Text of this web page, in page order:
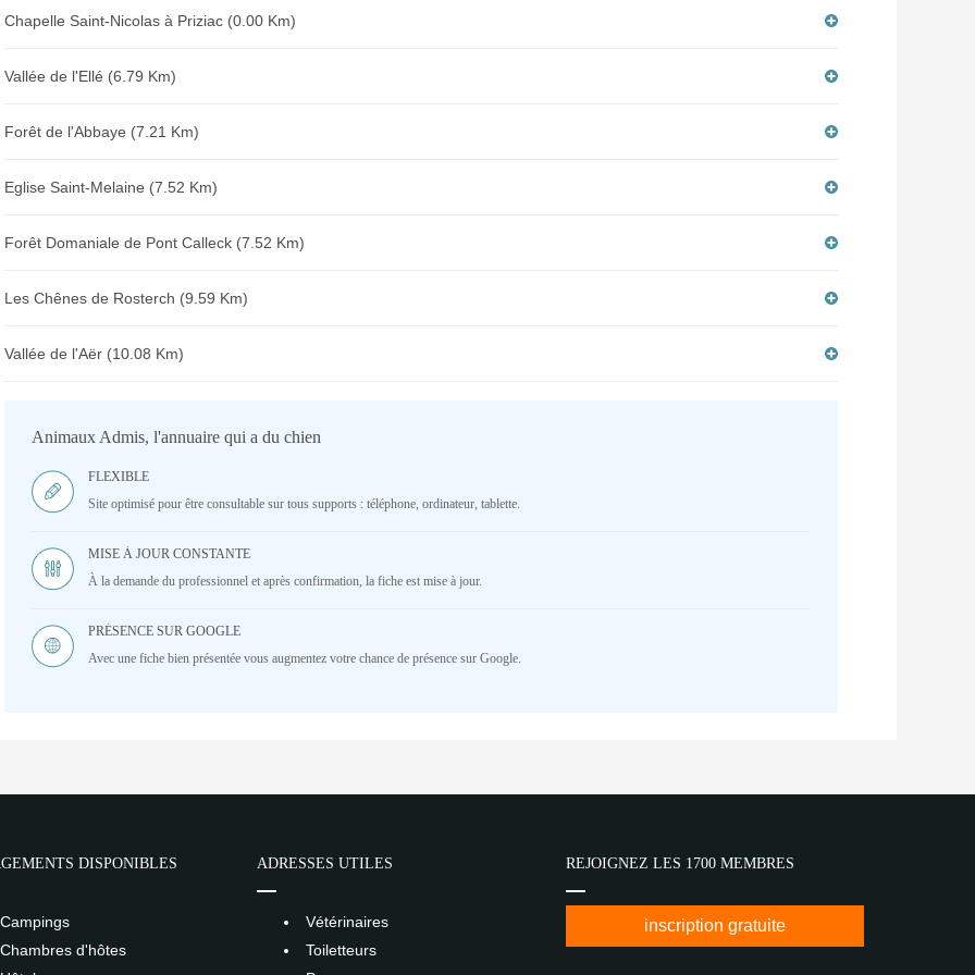
Chapelle Saint-Nicolas à Priziac (0.00 Km)
Vallée de l'Ellé (6.79 Km)
Forêt de l'Abbaye (7.21 Km)
Eglise Saint-Melaine (7.52 Km)
Forêt Domaniale de Pont Calleck (7.52 Km)
Les Chênes de Rosterch (9.59 Km)
Vallée de l'Aër (10.08 Km)
Animaux Admis, l'annuaire qui a du chien
FLEXIBLE
Site optimisé pour être consultable sur tous supports : téléphone, ordinateur, tablette.
MISE À JOUR CONSTANTE
À la demande du professionnel et après confirmation, la fiche est mise à jour.
PRÉSENCE SUR GOOGLE
Avec une fiche bien présentée vous augmentez votre chance de présence sur Google.
DISPONIBLES
Campings
Chambres d'hôtes
ADRESSES UTILES
Vétérinaires
Toiletteurs
REJOIGNEZ LES 1700 MEMBRES
inscription gratuite